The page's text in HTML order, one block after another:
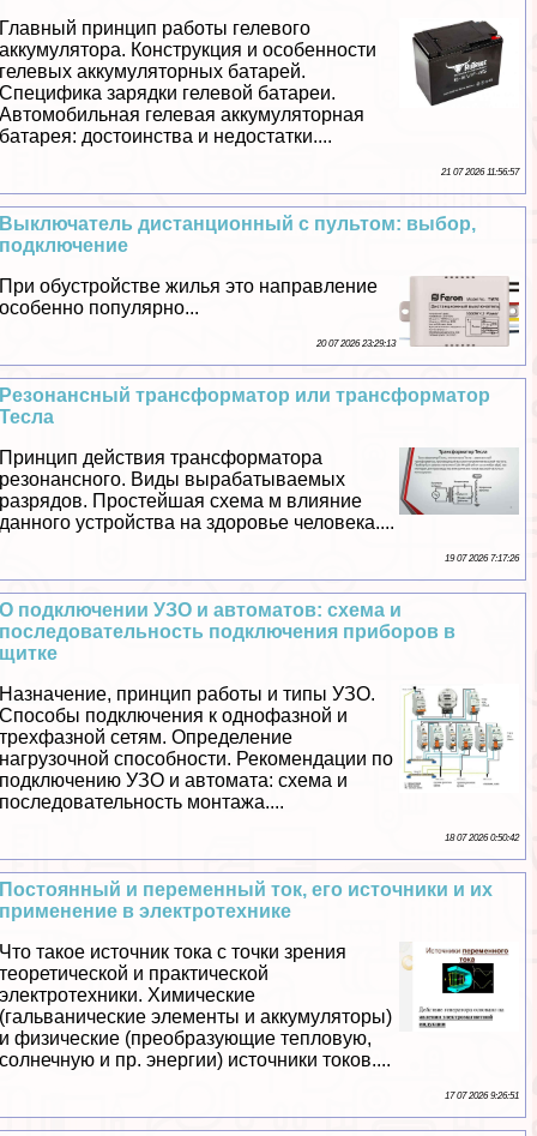
Главный принцип работы гелевого
аккумулятора. Конструкция и особенности
гелевых аккумуляторных батарей.
Специфика зарядки гелевой батареи.
Автомобильная гелевая аккумуляторная
батарея: достоинства и недостатки....
21 07 2026 11:56:57
Выключатель дистанционный с пультом: выбор,
подключение
При обустройстве жилья это направление
особенно популярно...
20 07 2026 23:29:13
Резонансный трaнcформатор или трaнcформатор
Тесла
Принцип действия трaнcформатора
резонансного. Виды выpaбатываемых
разрядов. Простейшая схема м влияние
данного устройства на здоровье человека....
19 07 2026 7:17:26
О подключении УЗО и автоматов: схема и
последовательность подключения приборов в
щитке
Назначение, принцип работы и типы УЗО.
Способы подключения к однофазной и
трехфазной сетям. Определение
нагрузочной способности. Рекомендации по
подключению УЗО и автомата: схема и
последовательность монтажа....
18 07 2026 0:50:42
Постоянный и переменный ток, его источники и их
применение в электротехнике
Что такое источник тока с точки зрения
теоретической и пpaктической
электротехники. Химические
(гальванические элементы и аккумуляторы)
и физические (преобразующие тепловую,
солнечную и пр. энергии) источники токов....
17 07 2026 9:26:51